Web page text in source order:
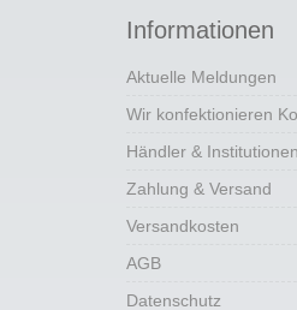
Informationen
Aktuelle Meldungen
Wir konfektionieren
Händler & Institutionen
Zahlung & Versand
Versandkosten
AGB
Datenschutz